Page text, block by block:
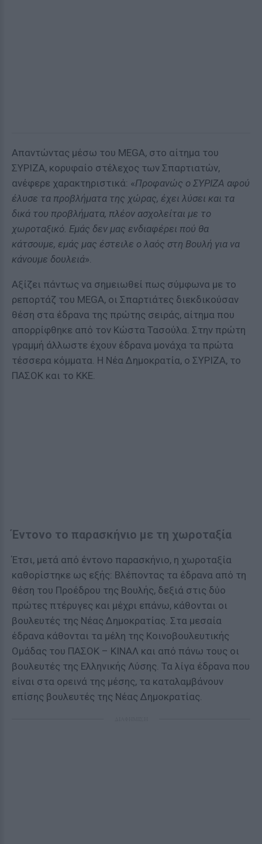
Απαντώντας μέσω του MEGA, στο αίτημα του
ΣΥΡΙΖΑ, κορυφαίο στέλεχος των Σπαρτιατών,
ανέφερε χαρακτηριστικά: «Προφανώς ο ΣΥΡΙΖΑ αφού
έλυσε τα προβλήματα της χώρας, έχει λύσει και τα
δικά του προβλήματα, πλέον ασχολείται με το
χωροταξικό. Εμάς δεν μας ενδιαφέρει πού θα
κάτσουμε, εμάς μας έστειλε ο λαός στη Βουλή για να
κάνουμε δουλειά».
Αξίζει πάντως να σημειωθεί πως σύμφωνα με το
ρεπορτάζ του MEGA, οι Σπαρτιάτες διεκδικούσαν
θέση στα έδρανα της πρώτης σειράς, αίτημα που
απορρίφθηκε από τον Κώστα Τασούλα. Στην πρώτη
γραμμή άλλωστε έχουν έδρανα μονάχα τα πρώτα
τέσσερα κόμματα. Η Νέα Δημοκρατία, ο ΣΥΡΙΖΑ, το
ΠΑΣΟΚ και το ΚΚΕ.
Έντονο το παρασκήνιο με τη χωροταξία
Έτσι, μετά από έντονο παρασκήνιο, η χωροταξία
καθορίστηκε ως εξής: Βλέποντας τα έδρανα από τη
θέση του Προέδρου της Βουλής, δεξιά στις δύο
πρώτες πτέρυγες και μέχρι επάνω, κάθονται οι
βουλευτές της Νέας Δημοκρατίας. Στα μεσαία
έδρανα κάθονται τα μέλη της Κοινοβουλευτικής
Ομάδας του ΠΑΣΟΚ – ΚΙΝΑΛ και από πάνω τους οι
βουλευτές της Ελληνικής Λύσης. Τα λίγα έδρανα που
είναι στα ορεινά της μέσης, τα καταλαμβάνουν
επίσης βουλευτές της Νέας Δημοκρατίας.